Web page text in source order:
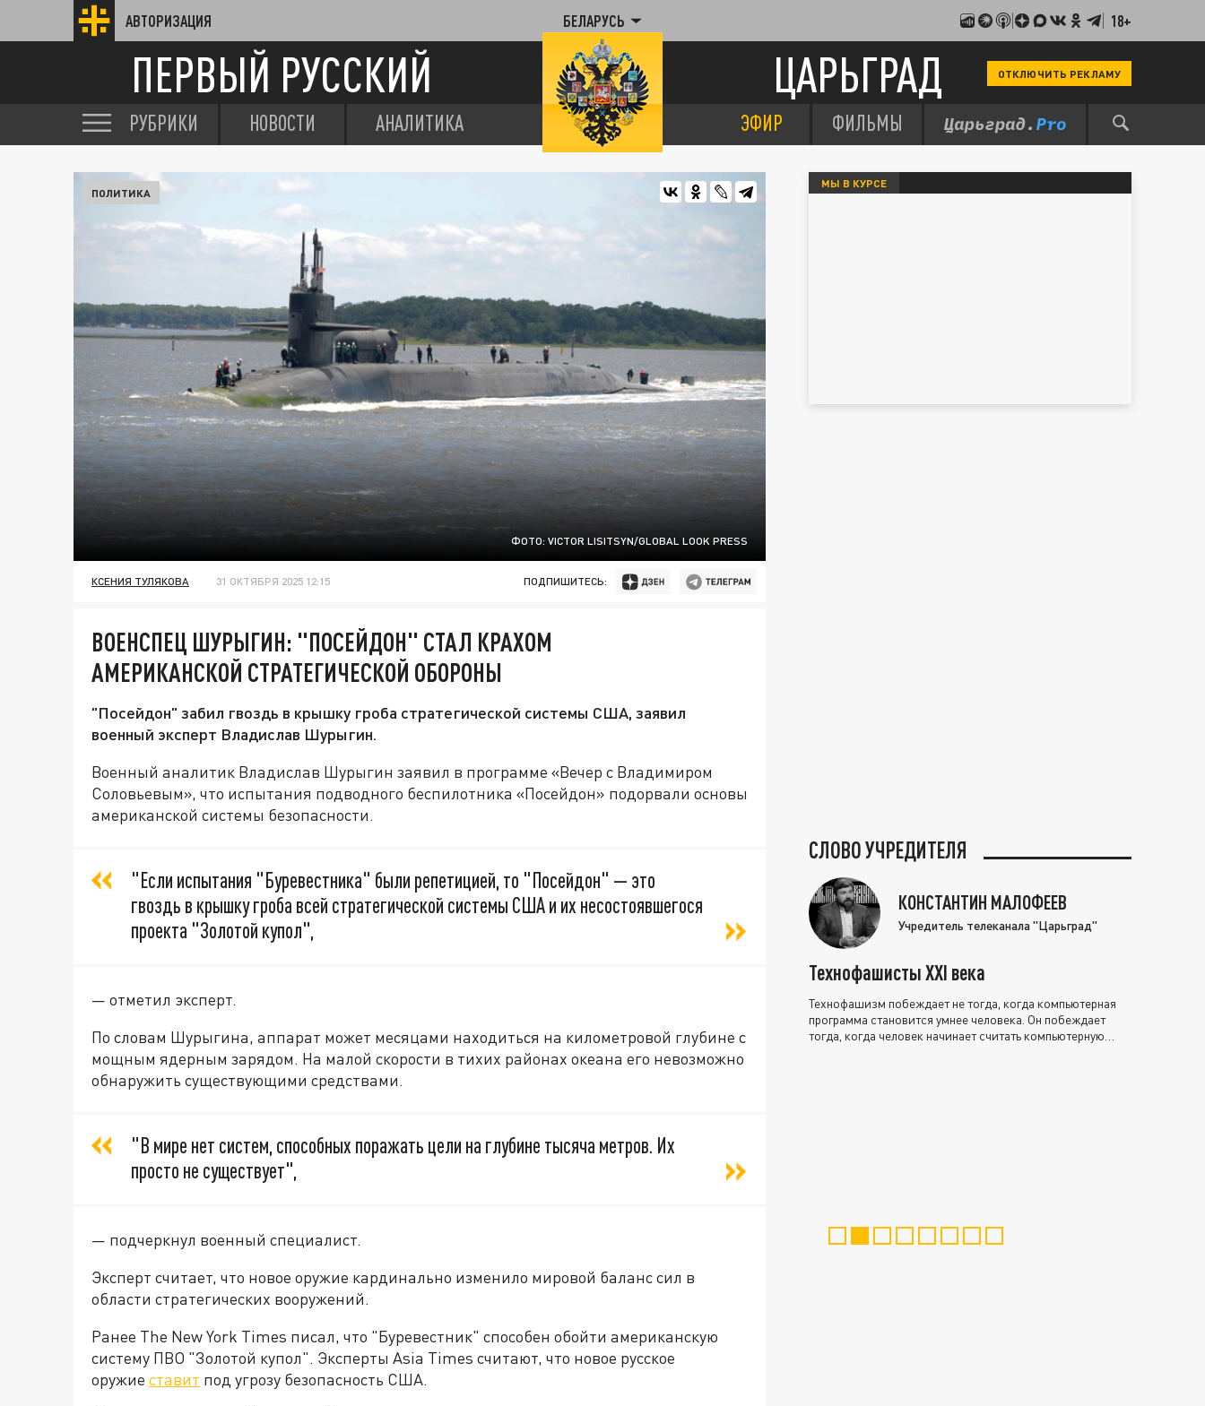
АВТОРИЗАЦИЯ БЕЛАРУСЬ 18+
ПЕРВЫЙ РУССКИЙ ЦАРЬГРАД ОТКЛЮЧИТЬ РЕКЛАМУ
РУБРИКИ НОВОСТИ АНАЛИТИКА ЭФИР ФИЛЬМЫ
ФОТО: VICTOR LISITSYN/GLOBAL LOOK PRESS
ПОЛИТИКА
КСЕНИЯ ТУЛЯКОВА 31 ОКТЯБРЯ 2025 12:15 ПОДПИШИТЕСЬ:
ВОЕНСПЕЦ ШУРЫГИН: "ПОСЕЙДОН" СТАЛ КРАХОМ
АМЕРИКАНСКОЙ СТРАТЕГИЧЕСКОЙ ОБОРОНЫ
"Посейдон" забил гвоздь в крышку гроба стратегической системы США, заявил
военный эксперт Владислав Шурыгин.
Военный аналитик Владислав Шурыгин заявил в программе «Вечер с Владимиром
Соловьевым», что испытания подводного беспилотника «Посейдон» подорвали основы
американской системы безопасности.
"Если испытания "Буревестника" были репетицией, то "Посейдон" — это
гвоздь в крышку гроба всей стратегической системы США и их несостоявшегося
проекта "Золотой купол",
— отметил эксперт.
По словам Шурыгина, аппарат может месяцами находиться на километровой глубине с
мощным ядерным зарядом. На малой скорости в тихих районах океана его невозможно
обнаружить существующими средствами.
"В мире нет систем, способных поражать цели на глубине тысяча метров. Их
просто не существует",
— подчеркнул военный специалист.
Эксперт считает, что новое оружие кардинально изменило мировой баланс сил в
области стратегических вооружений.
Ранее The New York Times писал, что "Буревестник" способен обойти американскую
систему ПВО "Золотой купол". Эксперты Asia Times считают, что новое русское
оружие ставит под угрозу безопасность США.
МЫ В КУРСЕ
СЛОВО УЧРЕДИТЕЛЯ
КОНСТАНТИН МАЛОФЕЕВ
Учредитель телеканала "Царьград"
Технофашисты XXI века
Технофашизм побеждает не тогда, когда компьютерная
программа становится умнее человека. Он побеждает
тогда, когда человек начинает считать компьютерную